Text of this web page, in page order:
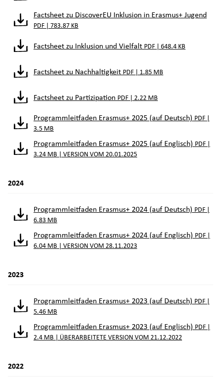
Factsheet zu DiscoverEU Inklusion in Erasmus+ Jugend
PDF | 783.87 KB
Factsheet zu Inklusion und Vielfalt PDF | 648.4 KB
Factsheet zu Nachhaltigkeit PDF | 1.85 MB
Factsheet zu Partizipation PDF | 2.22 MB
Programmleitfaden Erasmus+ 2025 (auf Deutsch) PDF |
3.5 MB
Programmleitfaden Erasmus+ 2025 (auf Englisch) PDF |
3.24 MB | VERSION VOM 20.01.2025
2024
Programmleitfaden Erasmus+ 2024 (auf Deutsch) PDF |
6.83 MB
Programmleitfaden Erasmus+ 2024 (auf Englisch) PDF |
6.04 MB | VERSION VOM 28.11.2023
2023
Programmleitfaden Erasmus+ 2023 (auf Deutsch) PDF |
5.46 MB
Programmleitfaden Erasmus+ 2023 (auf Englisch) PDF |
2.4 MB | ÜBERARBEITETE VERSION VOM 21.12.2022
2022